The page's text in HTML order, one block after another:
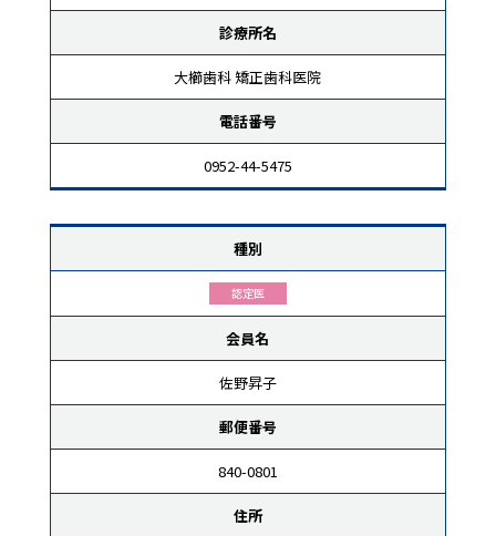
診療所名
大櫛歯科 矯正歯科医院
電話番号
0952-44-5475
種別
認定医
会員名
佐野昇子
郵便番号
840-0801
住所